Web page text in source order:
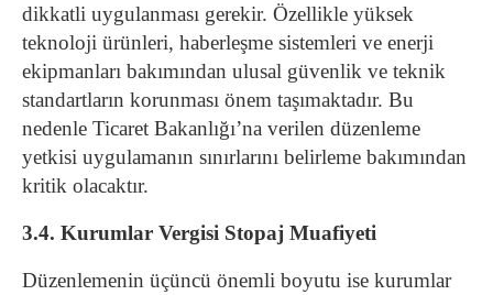
dikkatli uygulanması gerekir. Özellikle yüksek
teknoloji ürünleri, haberleşme sistemleri ve enerji
ekipmanları bakımından ulusal güvenlik ve teknik
standartların korunması önem taşımaktadır. Bu
nedenle Ticaret Bakanlığı’na verilen düzenleme
yetkisi uygulamanın sınırlarını belirleme bakımından
kritik olacaktır.
3.4. Kurumlar Vergisi Stopaj Muafiyeti
Düzenlemenin üçüncü önemli boyutu ise kurumlar